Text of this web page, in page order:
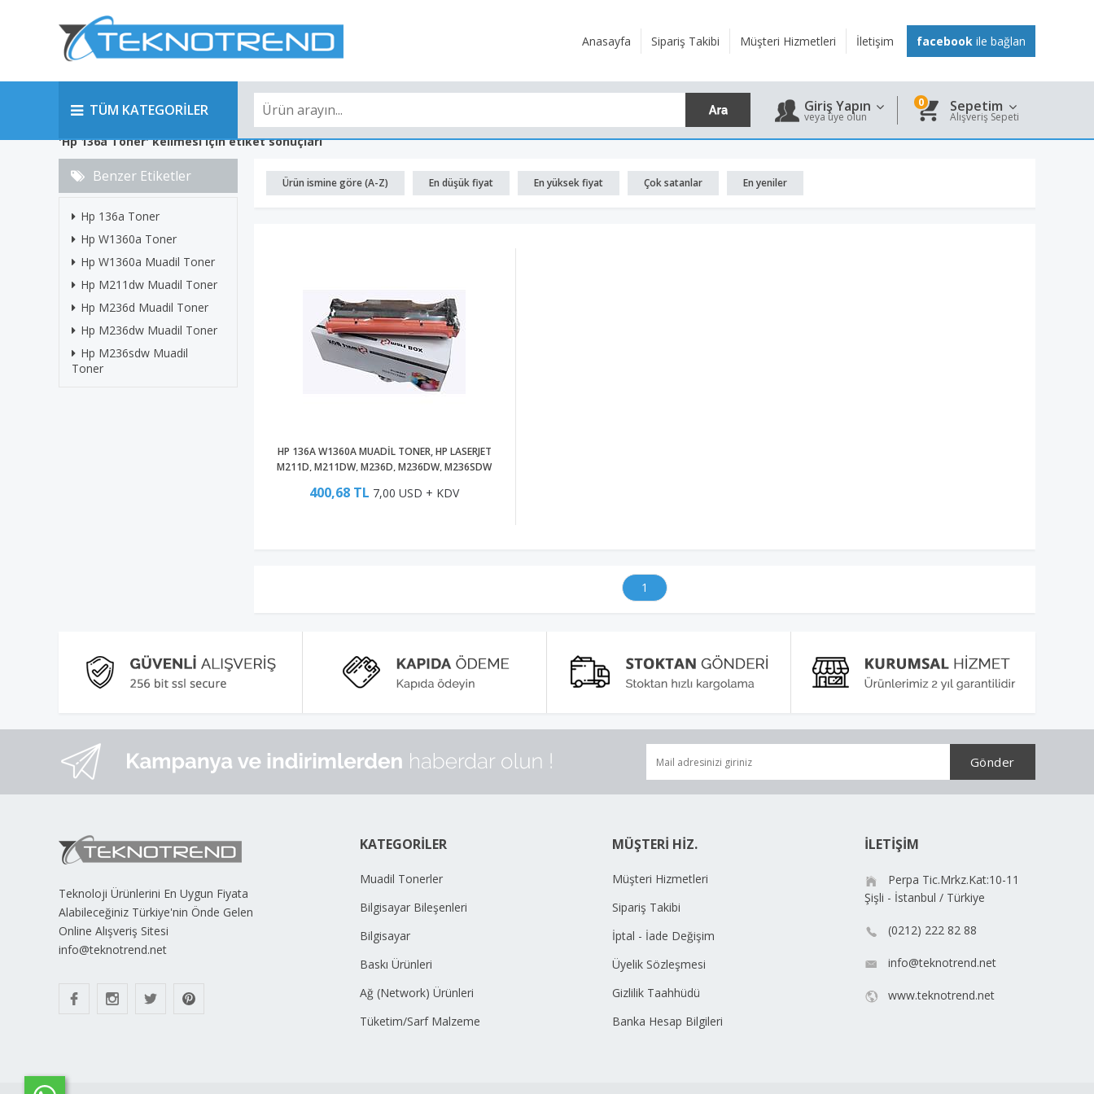
Anasayfa Sipariş Takibi Müşteri Hizmetleri İletişim facebook ile bağlan
TÜM KATEGORİLER Giriş Yapın
veya üye olun
0 Sepetim
Alışveriş Sepeti
'Hp 136a Toner' kelimesi için etiket sonuçları
Benzer Etiketler
Hp 136a Toner
Hp W1360a Toner
Hp W1360a Muadil Toner
Hp M211dw Muadil Toner
Hp M236d Muadil Toner
Hp M236dw Muadil Toner
Hp M236sdw Muadil
Toner
Ürün ismine göre (A-Z) En düşük fiyat En yüksek fiyat Çok satanlar En yeniler
HP 136A W1360A MUADİL TONER, HP LASERJET
M211D, M211DW, M236D, M236DW, M236SDW
400,68 TL 7,00 USD + KDV
1
Teknoloji Ürünlerini En Uygun Fiyata
Alabileceğiniz Türkiye'nin Önde Gelen
Online Alışveriş Sitesi
info@teknotrend.net
KATEGORİLER
Muadil Tonerler
Bilgisayar Bileşenleri
Bilgisayar
Baskı Ürünleri
Ağ (Network) Ürünleri
Tüketim/Sarf Malzeme
MÜŞTERİ HİZ.
Müşteri Hizmetleri
Sipariş Takibi
İptal - İade Değişim
Üyelik Sözleşmesi
Gizlilik Taahhüdü
Banka Hesap Bilgileri
İLETİŞİM
Perpa Tic.Mrkz.Kat:10-11
Şişli - İstanbul / Türkiye
(0212) 222 82 88
info@teknotrend.net
www.teknotrend.net